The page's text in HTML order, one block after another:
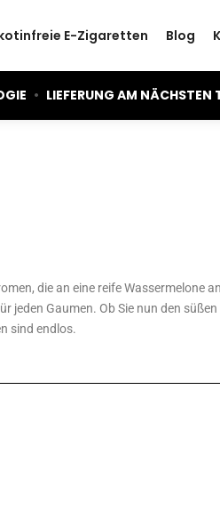
• LIEFERUNG AM NÄCHSTEN
E-Zigaretten Blog
die an eine reife Wassermelone
jeden Gaumen. Ob Sie nun den süßen
sind endlos.